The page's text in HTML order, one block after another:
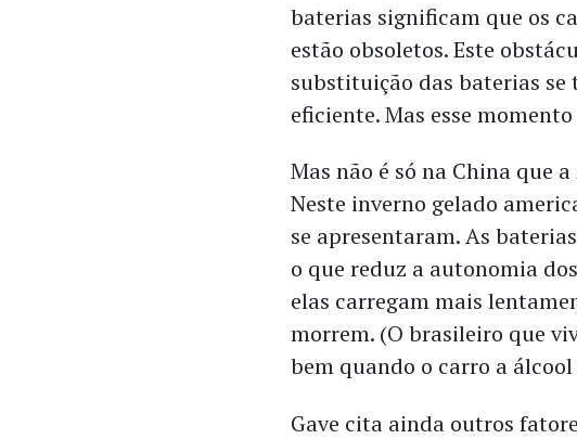
baterias significam que os
estão obsoletos. Este
substituição das baterias
eficiente. Mas esse
Mas não é só na China que
Neste inverno gelado
se apresentaram. As
o que reduz a autonomia
elas carregam mais
morrem. (O brasileiro que
bem quando o carro a
Gave cita ainda outros